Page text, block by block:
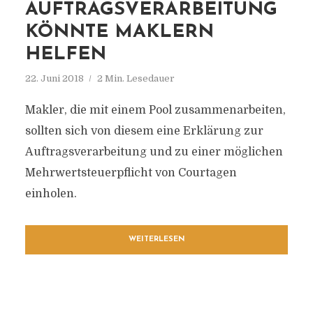
AUFTRAGSVERARBEITUNG
KÖNNTE MAKLERN
HELFEN
22. Juni 2018 2 Min. Lesedauer
Makler, die mit einem Pool zusammenarbeiten,
sollten sich von diesem eine Erklärung zur
Auftragsverarbeitung und zu einer möglichen
Mehrwertsteuerpflicht von Courtagen
einholen.
WEITERLESEN